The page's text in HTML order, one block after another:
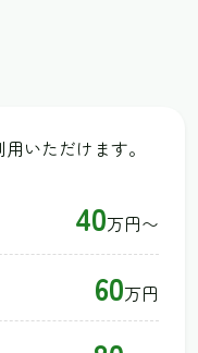
いただけます。
40万円〜
60万円